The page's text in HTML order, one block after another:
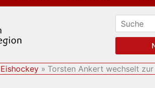
Eishockey Torsten Ankert wechselt